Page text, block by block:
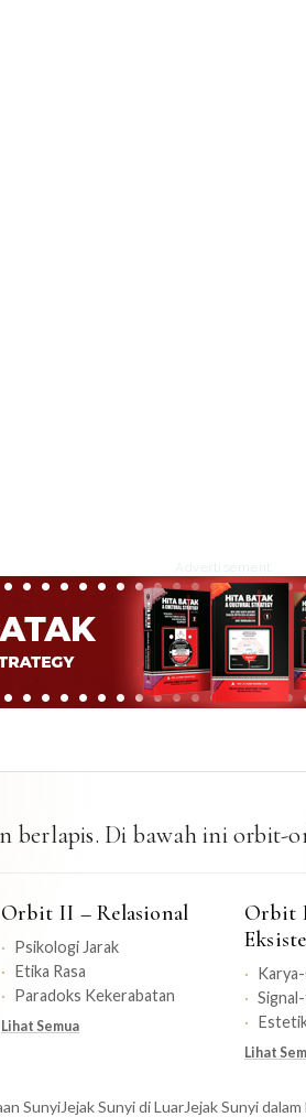
Advertisement
berlapis. Di bawah ini orbit-
Orbit II – Relasional
Psikologi Jarak
Etika Rasa
Paradoks Kekerabatan
Lihat Semua
Orbit
Lihat
SunyiJejak Sunyi di LuarJejak Sunyi